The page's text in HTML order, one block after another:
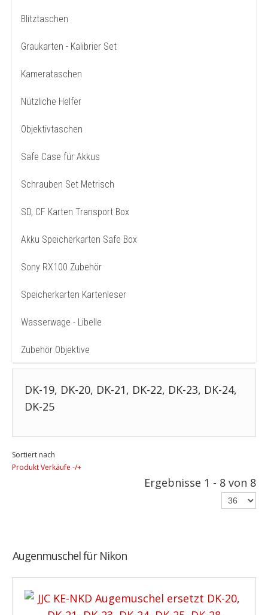
Blitztaschen
Graukarten - Kalibrier Set
Kamerataschen
Nützliche Helfer
Objektivtaschen
Safe Case für Akkus
Schrauben Set Metrisch
SD, CF Karten Transport Box
Akku Speicherkarten Safe Box
Sony RX100 Zubehör
Speicherkarten Kartenleser
Wasserwage - Libelle
Zubehör Objektive
DK-19, DK-20, DK-21, DK-22, DK-23, DK-24,
DK-25
Sortiert nach
Produkt Verkäufe -/+
Ergebnisse 1 - 8 von 8
Augenmuschel für Nikon